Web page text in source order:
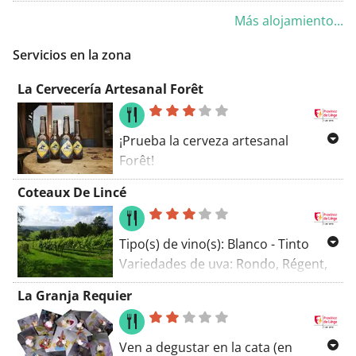
professionnel ofrece alojamiento
gratuito y terraza. El
establecimiento dispone de
habitaciones familiares.
Más alojamiento...
Servicios en la zona
La Cervecería Artesanal Forêt
¡Prueba la cerveza artesanal
Forêt!
-Cerveza
Periodo y horario de apertura
Venta en el lugar de martes a
sábado (de 10h a 17h).
Visitas y degustaciones: con reserva.
Coteaux De Lincé
Tipo(s) de vino(s): Blanco - Tinto
Variedades de uva: Rondo, Régent,
Solaris, Johannite
Cultivo biológico
Una aventura en el pueblo ... Este
viñedo es el resultado de la
La Granja Requier
Ven a degustar en la cata (en